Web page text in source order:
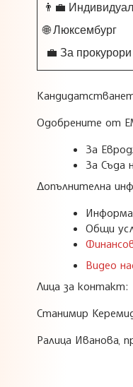
👨‍💼
🌐 Люксембург
💼 За
Одобрените от
За
За Съда
Допълнителна
Общи
Видео
Лица за контакт:
Станимир
Ралица Иванова,